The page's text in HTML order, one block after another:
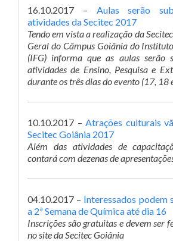
16.10.2017 – Aulas serão
atividades da Secitec 2017
Tendo em vista a realização da
Geral do Câmpus Goiânia do
(IFG) informa que as aulas serão
atividades de Ensino, Pesquisa e
durante os três dias do evento (17, 18
10.10.2017 – Atrações culturais
Secitec Goiânia 2017
Além das atividades de
contará com dezenas de
04.10.2017 – Interessados podem
a 2ª Semana de Química até dia 16
Inscrições são gratuitas e devem ser
no site da Secitec Goiânia